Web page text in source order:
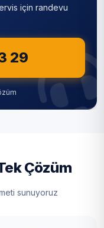
için randevu
29
Çözüm
sunuyoruz